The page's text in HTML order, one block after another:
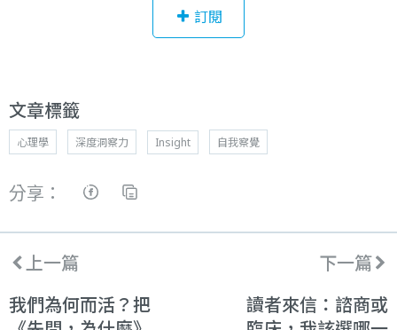
訂閱
文章標籤
心理學 深度洞察力 Insight 自我察覺
分享：
上一篇
我們為何而活？把
下一篇
讀者來信：諮商或